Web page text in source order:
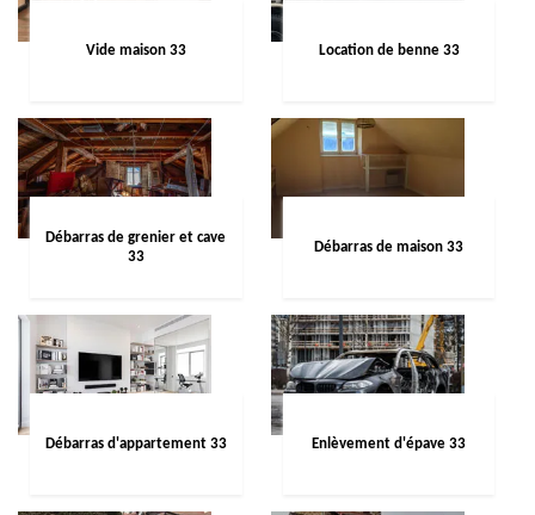
Vide maison 33 Location de benne 33
Débarras de grenier et cave
33
Débarras de maison 33
Débarras d'appartement 33 Enlèvement d'épave 33